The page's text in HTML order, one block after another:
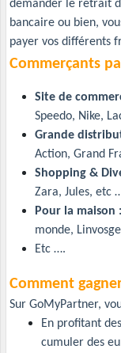
demander le retrait
bancaire ou bien,
payer vos différents
Commerçants
Site de
Speedo, Nike,
Grande
Action, Grand
Shopping &
Zara, Jules, etc
Pour la maison :
monde,
Etc ….
Comment
Sur GoMyPartner,
En profitant
cumuler des